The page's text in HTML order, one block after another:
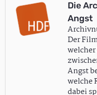
Die
Angst
Der
Angst
welche
dabei